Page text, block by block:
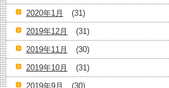
2020年1月
(31)
2019年12月
(31)
2019年11月
(30)
2019年10月
(31)
2019年9月
(30)